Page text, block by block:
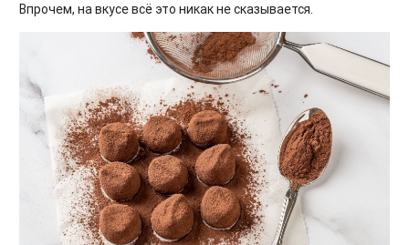
Впрочем, на вкусе всё это никак не сказывается.